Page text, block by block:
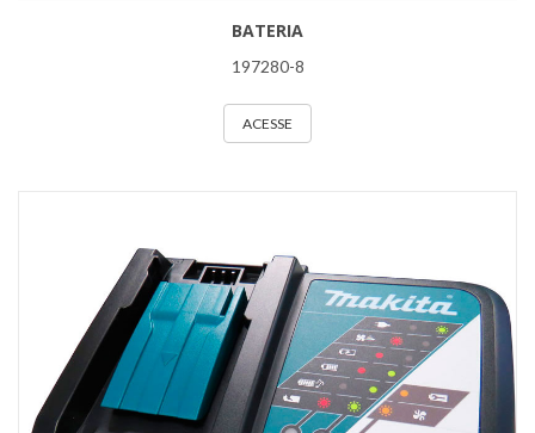
BATERIA
197280-8
ACESSE